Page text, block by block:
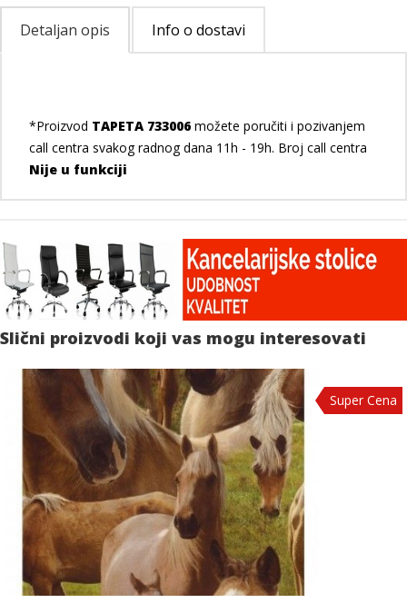
Detaljan opis Info o dostavi
*Proizvod TAPETA 733006 možete poručiti i pozivanjem
call centra svakog radnog dana 11h - 19h. Broj call centra
Nije u funkciji
Slični proizvodi koji vas mogu interesovati
Super Cena